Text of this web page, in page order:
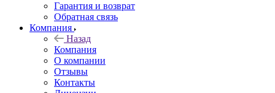
Гарантия и возврат
Обратная связь
Компания
Назад
Компания
О компании
Отзывы
Контакты